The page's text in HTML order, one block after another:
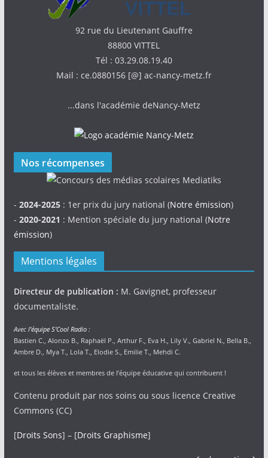
92 rue du Lieutenant Gauffre
88800 VITTEL
Tél : 03.29.08.19.40
Mail : ce.0880156 [@] ac-nancy-metz.fr
...dans l'académie deNancy-Metz
Nos récompenses
- 2024-2025: 1er prix du jury national (Notre émission)
- 2020-2021 : Mention spéciale du jury national (Notre
émission)
Mentions légales
Directeur de publication : M. Gavignet, professeur
documentaliste.
Avec l’équipe S’Cool Radio:
Bastien C., Alonzo B., Raphaël P., Arthur F., Eva H., Lily V., Gabriel N., Bella B.,
Ambre D., Mya T., Lola T., Elodie S., Emilie T., Mehdi C.
et tous les élèves et membres de l’équipe éducative qui contribuent !
Contenu produit par nos soins ou sous licence Creative
Commons (CC)
[Droits Sons] – [Droits Graphisme]